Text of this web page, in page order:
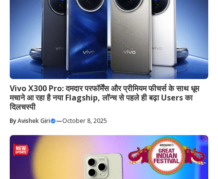
Vivo X300 Pro: दमदार परफॉर्मेंस और प्रीमियम फीचर्स के साथ धूम
मचाने आ रहा है नया Flagship, लॉन्च से पहले ही बढ़ा Users का
दिलचस्पी
ByAvishek Giri —October 8, 2025